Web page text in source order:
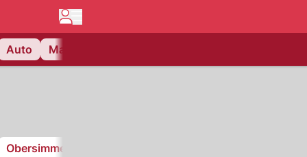
Auto Matchcenter
Obersimmental-Saanenland